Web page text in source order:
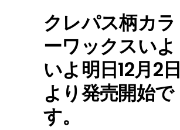
クレパス柄カラ
ーワックスいよ
いよ明日12月2日
より発売開始で
す。